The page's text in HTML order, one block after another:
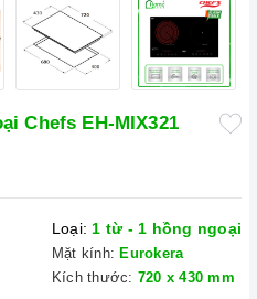
Chefs EH-MIX321
Loại: 1 từ - 1 hồng ngoại
Mặt kính: Eurokera
Kích thước: 720 x 430 mm